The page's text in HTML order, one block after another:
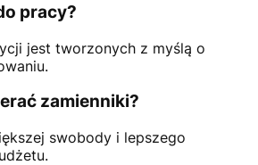
pracy?
jest tworzonych z myślą o
zamienniki?
swobody i lepszego